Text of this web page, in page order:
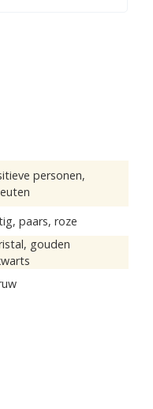
personen,
paars, roze
gouden